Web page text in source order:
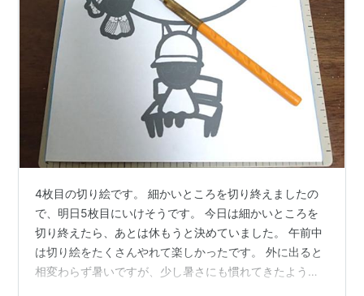
4枚目の切り絵です。 細かいところを切り終えましたの
で、明日5枚目にいけそうです。 今日は細かいところを
切り終えたら、あとは休もうと決めていました。 午前中
は切り絵をたくさんやれて楽しかったです。 外に出ると
相変わらず暑いですが、少し暑さにも慣れてきたような